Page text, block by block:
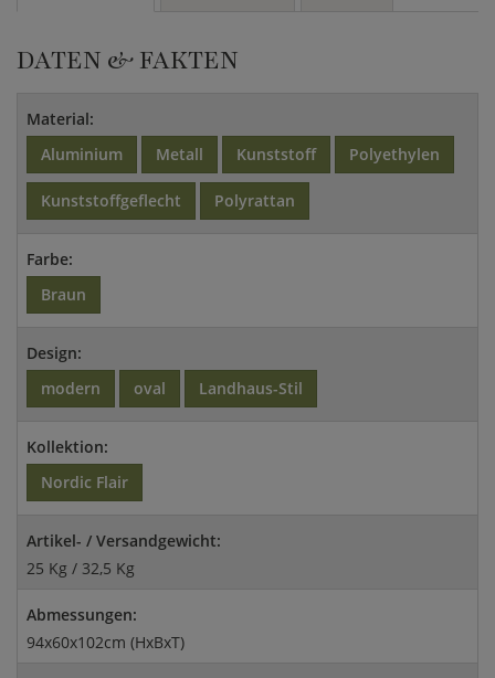
DATEN & FAKTEN
Material:
Aluminium
Metall Kunststoff Polyethylen
Kunststoffgeflecht Polyrattan
Farbe:
Braun
Design:
modern
oval Landhaus-Stil
Kollektion:
Nordic Flair
Artikel- / Versandgewicht:
25 Kg / 32,5 Kg
Abmessungen:
94x60x102cm (HxBxT)